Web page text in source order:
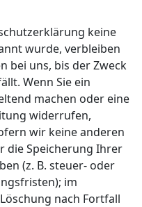
keine
wurde, verbleiben
bei uns, bis der Zweck
Wenn Sie ein
machen oder eine
widerrufen,
wir keine anderen
die Speicherung Ihrer
(z. B. steuer- oder
im
nach Fortfall